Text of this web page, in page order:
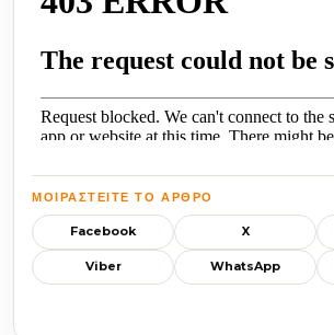
ΜΟΙΡΑΣΤΕΊΤΕ ΤΟ ΆΡΘΡΟ
Facebook X
Viber WhatsApp